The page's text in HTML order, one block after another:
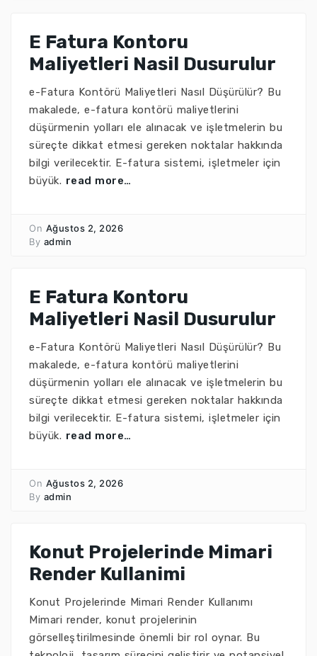
E Fatura Kontoru
Maliyetleri Nasil Dusurulur
e-Fatura Kontörü Maliyetleri Nasıl Düşürülür? Bu
makalede, e-fatura kontörü maliyetlerini
düşürmenin yolları ele alınacak ve işletmelerin bu
süreçte dikkat etmesi gereken noktalar hakkında
bilgi verilecektir. E-fatura sistemi, işletmeler için
büyük. read more…
On Ağustos 2, 2026
By admin
E Fatura Kontoru
Maliyetleri Nasil Dusurulur
e-Fatura Kontörü Maliyetleri Nasıl Düşürülür? Bu
makalede, e-fatura kontörü maliyetlerini
düşürmenin yolları ele alınacak ve işletmelerin bu
süreçte dikkat etmesi gereken noktalar hakkında
bilgi verilecektir. E-fatura sistemi, işletmeler için
büyük. read more…
On Ağustos 2, 2026
By admin
Konut Projelerinde Mimari
Render Kullanimi
Konut Projelerinde Mimari Render Kullanımı
Mimari render, konut projelerinin
görselleştirilmesinde önemli bir rol oynar. Bu